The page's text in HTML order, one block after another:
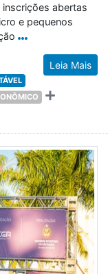
abertas
e pequenos
Leia Mais